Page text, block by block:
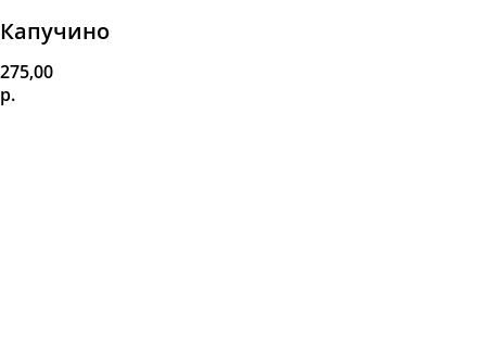
Капучино
275,00
р.